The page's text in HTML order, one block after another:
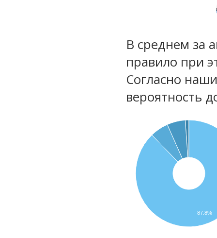
В среднем за
правило при
Согласно
вероятность
87.8%